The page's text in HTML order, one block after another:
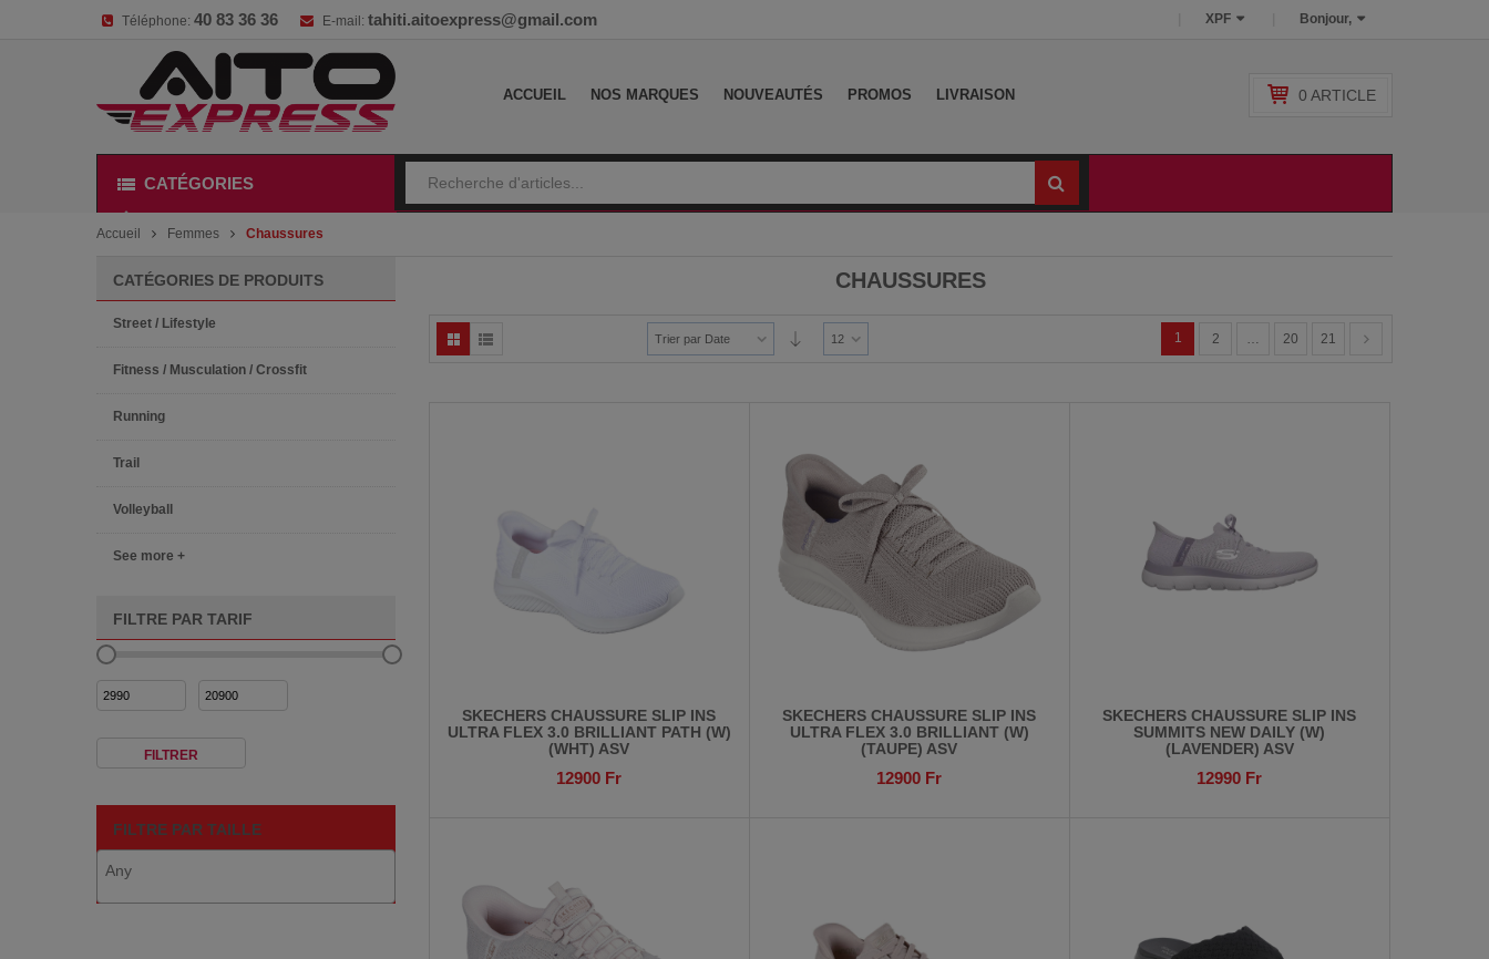
Téléphone: 40 83 36 36 E-mail: tahiti.aitoexpress@gmail.com Bonjour,
XPF
ACCUEIL NOS MARQUES NOUVEAUTÉS PROMOS LIVRAISON 0 ARTICLE
CATÉGORIES
Accueil Femmes Chaussures
CATÉGORIES DE PRODUITS
Street / Lifestyle
Fitness / Musculation / Crossfit
Running
Trail
Volleyball
See more +
FILTRE PAR TARIF
FILTRER
FILTRE PAR TAILLE
CHAUSSURES
Trier par Date 12 1 2 … 20 21
SKECHERS CHAUSSURE SLIP INS
ULTRA FLEX 3.0 BRILLIANT PATH (W)
(WHT) ASV
12900 Fr
SKECHERS CHAUSSURE SLIP INS
ULTRA FLEX 3.0 BRILLIANT (W)
(TAUPE) ASV
12900 Fr
SKECHERS CHAUSSURE SLIP INS
SUMMITS NEW DAILY (W)
(LAVENDER) ASV
12990 Fr